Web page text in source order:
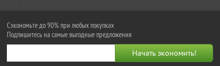
Сэкономьте до 90% при любых покупках
Подпишитесь на самые выгодные предложения